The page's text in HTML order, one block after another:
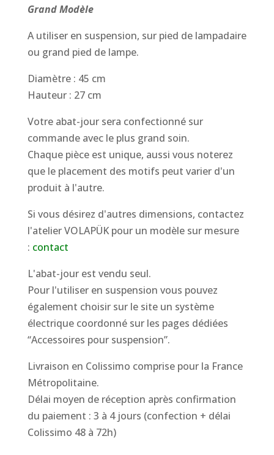
Grand Modèle
A utiliser en suspension, sur pied de lampadaire
ou grand pied de lampe.
Diamètre : 45 cm
Hauteur : 27 cm
Votre abat-jour sera confectionné sur
commande avec le plus grand soin.
Chaque pièce est unique, aussi vous noterez
que le placement des motifs peut varier d'un
produit à l'autre.
Si vous désirez d'autres dimensions, contactez
l'atelier VOLAPÜK pour un modèle sur mesure
: contact
L'abat-jour est vendu seul.
Pour l'utiliser en suspension vous pouvez
également choisir sur le site un système
électrique coordonné sur les pages dédiées
“Accessoires pour suspension”.
Livraison en Colissimo comprise pour la France
Métropolitaine.
Délai moyen de réception après confirmation
du paiement : 3 à 4 jours (confection + délai
Colissimo 48 à 72h)